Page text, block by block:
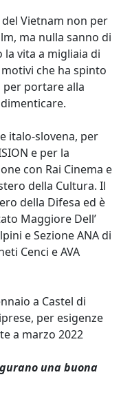
Vietnam non per
ma nulla sanno di
vita a migliaia di
che ha spinto
per portare alla
italo-slovena, per
e per la
con Rai Cinema e
della Cultura. Il
della Difesa ed è
Maggiore Dell’
e Sezione ANA di
Cenci e AVA
a Castel di
per esigenze
a marzo 2022
una buona